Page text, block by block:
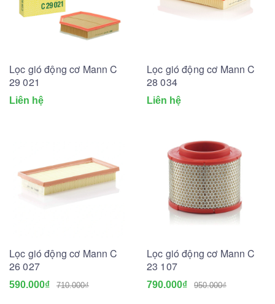
Lọc gió động cơ Mann C
29 021
Liên hệ
Lọc gió động cơ Mann C
28 034
Liên hệ
Lọc gió động cơ Mann C
26 027
590.000₫ 710.000₫
Lọc gió động cơ Mann C
23 107
790.000₫ 950.000₫